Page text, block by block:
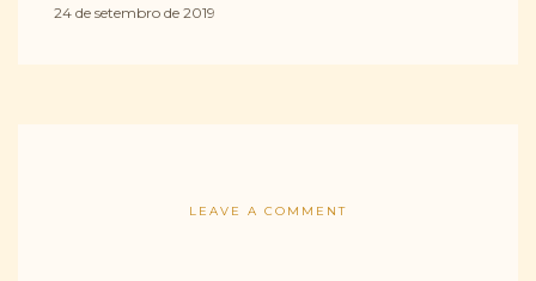
24 de setembro de 2019
LEAVE A COMMENT